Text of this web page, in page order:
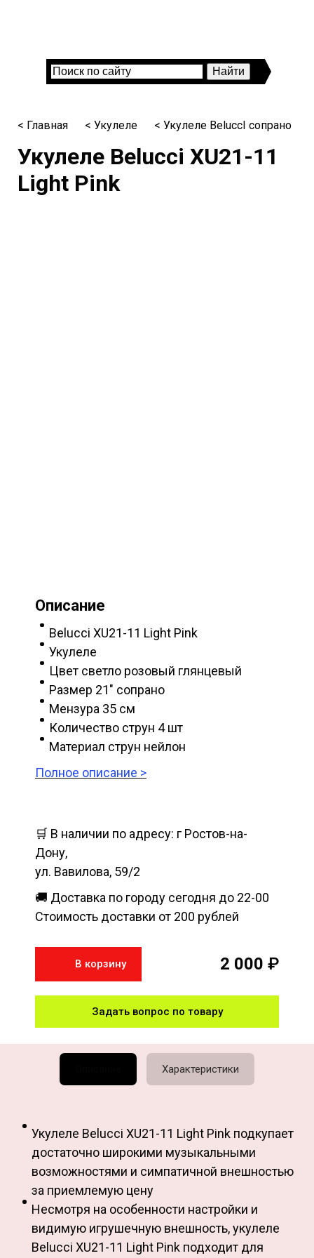
< Главная < Укулеле < Укулеле BeluccI сопрано
Укулеле Belucci XU21-11
Light Pink
Описание
Belucci XU21-11 Light Pink
Укулеле
Цвет светло розовый глянцевый
Размер 21" сопрано
Мензура 35 см
Количество струн 4 шт
Материал струн нейлон
Полное описание >
🛒 В наличии по адресу: г Ростов-на-
Дону,
ул. Вавилова, 59/2
🚚 Доставка по городу сегодня до 22-00
Стоимость доставки от 200 рублей
В корзину 2 000 ₽
Задать вопрос по товару
Характеристики
Укулеле Belucci XU21-11 Light Pink подкупает
достаточно широкими музыкальными
возможностями и симпатичной внешностью
за приемлемую цену
Несмотря на особенности настройки и
видимую игрушечную внешность, укулеле
Belucci XU21-11 Light Pink подходит для